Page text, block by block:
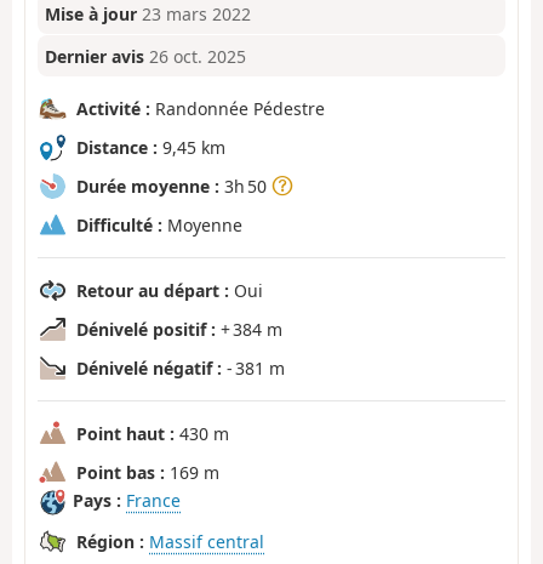
Mise à jour 23 mars 2022
Dernier avis 26 oct. 2025
Activité : Randonnée Pédestre
Distance : 9,45 km
Durée moyenne : 3h 50
Difficulté : Moyenne
Retour au départ : Oui
Dénivelé positif : + 384 m
Dénivelé négatif : - 381 m
Point haut : 430 m
Point bas : 169 m
Pays : France
Région : Massif central